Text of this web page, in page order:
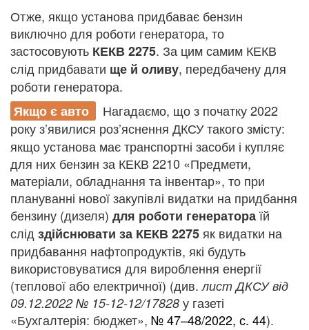
Отже, якщо установа придбаває бензин
виключно для роботи генератора, то
застосовують КЕКВ 2275. За цим самим КЕКВ
слід придбавати ще й оливу, передбачену для
роботи генератора.
Якщо є авто
Нагадаємо, що з початку 2022
року з’явилися роз’яснення ДКСУ такого змісту:
якщо установа має транспортні засоби і купляє
для них бензин за КЕКВ 2210 «Предмети,
матеріали, обладнання та інвентар», то при
плануванні нової закупівлі видатки на придбання
бензину (дизеля) для роботи генератораїй
слід здійснювати за КЕКВ 2275 як видатки на
придбавання нафтопродуктів, які будуть
використовуватися для вироблення енергії
(теплової або електричної) (див.лист ДКСУ від
09.12.2022 № 15-12-12/17828 у газеті
«Бухгалтерія: бюджет», № 47–48/2022, с. 44).